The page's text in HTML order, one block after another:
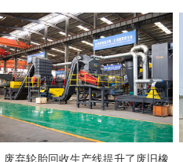
废弃轮胎回收生产线提升了废旧橡